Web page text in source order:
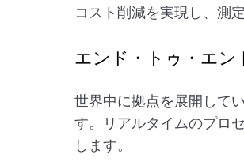
コスト削減を実現し、測
エンド・トゥ・エ
世界中に拠点を展開して
す。リアルタイムのプロ
します。